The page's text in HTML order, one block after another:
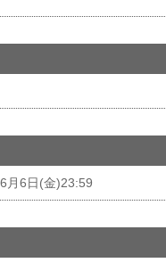
月6日(金)23:59